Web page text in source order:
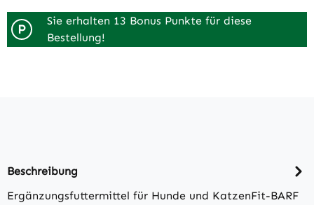
P
Sie erhalten 13 Bonus Punkte für diese
Bestellung!
Beschreibung
Ergänzungsfuttermittel für Hunde und KatzenFit-BARF